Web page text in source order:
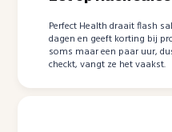
Perfect Health draait flash
dagen en geeft korting bij
soms maar een paar uur,
checkt, vangt ze het vaakst.